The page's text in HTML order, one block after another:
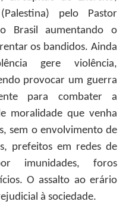
pelo Pastor
Brasil aumentando o
os bandidos. Ainda
gere violência,
provocar um guerra
para combater a
moralidade que venha
sem o envolvimento de
prefeitos em redes de
imunidades, foros
O assalto ao erário
à sociedade.